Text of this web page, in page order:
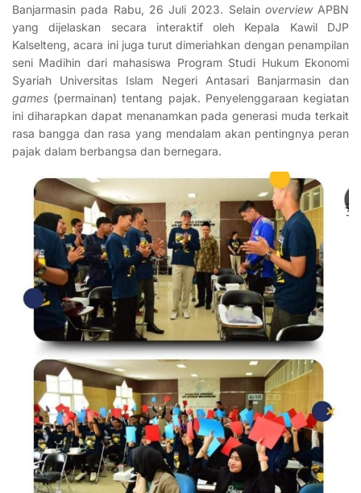
Banjarmasin pada Rabu, 26 Juli 2023. Selain overviewAPBN
yang dijelaskan secara interaktif oleh Kepala Kawil DJP
Kalselteng, acara ini juga turut dimeriahkan dengan penampilan
seni Madihin dari mahasiswa Program Studi Hukum Ekonomi
Syariah Universitas Islam Negeri Antasari Banjarmasin dan
games (permainan) tentang pajak. Penyelenggaraan kegiatan
ini diharapkan dapat menanamkan pada generasi muda terkait
rasa bangga dan rasa yang mendalam akan pentingnya peran
pajak dalam berbangsa dan bernegara.